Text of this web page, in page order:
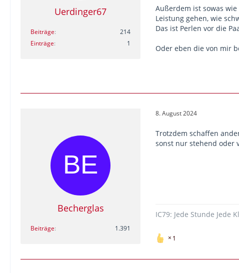
Uerdinger67
Beiträge
214
Einträge
1
Außerdem ist sowas
Leistung gehen, wie
Das ist Perlen vor die
Oder eben die von mir
Becherglas
Beiträge 1.391
8. August 2024
Trotzdem schaffen
sonst nur stehend oder
IC79: Jede Stunde Jede
1